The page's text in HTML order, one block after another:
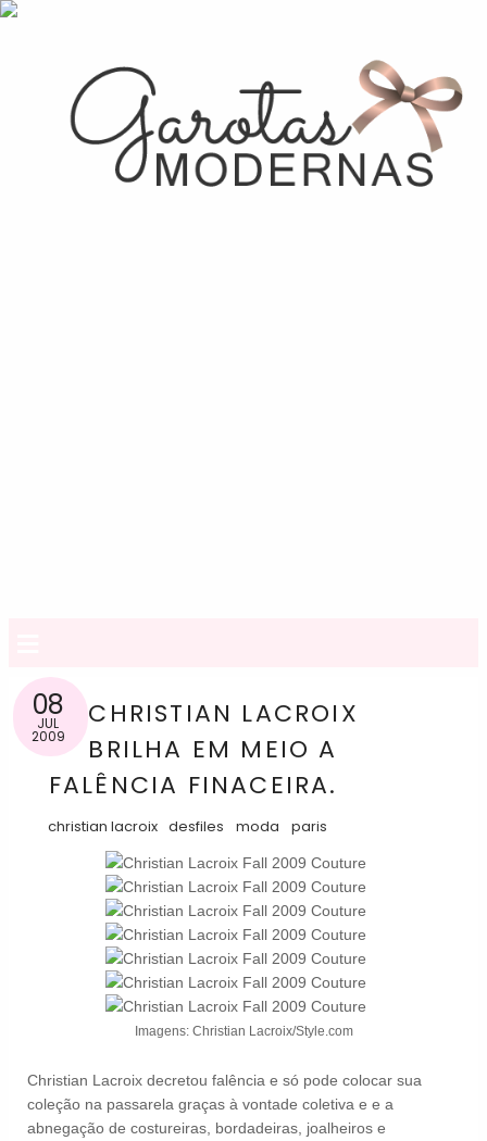
08
JUL
2009
CHRISTIAN LACROIX
BRILHA EM MEIO A
FALÊNCIA FINACEIRA.
christian lacroix desfiles moda paris
Imagens: Christian Lacroix/Style.com
Christian Lacroix decretou falência e só pode colocar sua
coleção na passarela graças à vontade coletiva e e a
abnegação de costureiras, bordadeiras, joalheiros e